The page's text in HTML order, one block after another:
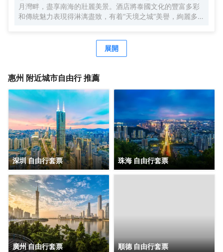
設有多種住宿房型，如正海景客房、全海景套房、童趣雙卧
套房、親子海景雙床套房等，房間設施一應俱全，創造性的
把舒適的住宿空間和自然海岸的外部環境融為一體。 酒店集
室，環境優美、體驗感超強，港口海鮮餐廳提供中西式自助
餐、自助燒烤、火鍋以及採用本地原生態自然食材製作的美
驗，如海泉SPA、水上衝浪、彩虹滑道、海仔漂流、礁石酒
吧、礁石廊橋等網紅打卡點......真正享受休閒度假時光。
月灣畔，盡享南海的壯麗美景。酒店將泰國文化的豐富多彩
和傳統魅力表現得淋漓盡致，有着“天境之城”美譽，絢麗多彩
讓您在海灣浪漫的情調和休閒輕鬆的氛圍中，享受泰式華貴
展開
惠州 附近城市自由行 推薦
深圳 自由行套票 珠海 自由行套票
廣州 自由行套票 順德 自由行套票